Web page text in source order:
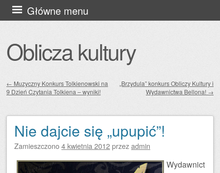
Oblicza kultury
Główne menu
Przejdź
do
Zobacz wpisy
← Muzyczny Konkurs Tolkienowski na
9 Dzień Czytania Tolkiena – wyniki!
„Brzydula” konkurs Obliczy Kultury i
Wydawnictwa Bellona! →
Nie dajcie się „upupić”!
Zamieszczono4 kwietnia 2012przezadmin
Wydawnict